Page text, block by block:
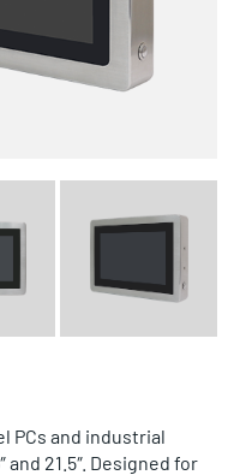
PCs and industrial
and 21.5″. Designed for